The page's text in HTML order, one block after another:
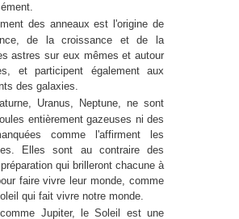
des anneaux est l'origine de
de la croissance et de la
astres sur eux mêmes et autour
et participent également aux
des galaxies.
Uranus, Neptune, ne sont
entièrement gazeuses ni des
comme l'affirment les
Elles sont au contraire des
qui brilleront chacune à
faire vivre leur monde, comme
qui fait vivre notre monde.
Jupiter, le Soleil est une